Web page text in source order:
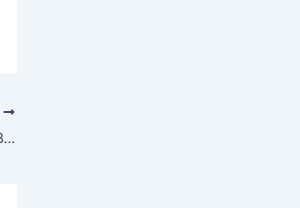
Wat Te Doen met een Verkeerd Bezorgd SHEIN Pakket?